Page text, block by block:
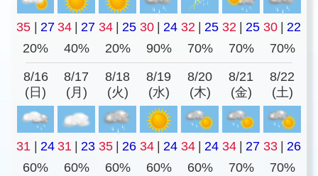
35 | 27 34 | 27 34 | 25 30 | 24 32 | 25 32 | 25 30 | 22
20%
40% 20% 90% 70% 70% 70%
8/16
(日)
8/17
(月)
8/18
(火)
8/19
(水)
8/20
(木)
8/21
(金)
8/22
(土)
31 24 31 23 35 26 34 24 34 24 34 27 33
26
60%
60% 60% 60% 60% 70%
70%